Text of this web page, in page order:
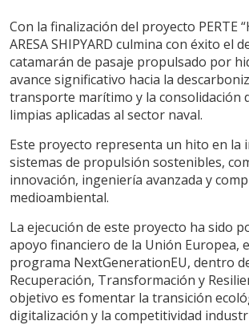
EN ES CA FR PT
Con la finalización del proyecto PERTE
ARESA SHIPYARD culmina con éxito el
catamarán de pasaje propulsado por
avance significativo hacia la
transporte marítimo y la consolidación
limpias aplicadas al sector naval.
Este proyecto representa un hito en la
sistemas de propulsión sostenibles,
innovación, ingeniería avanzada y
medioambiental.
La ejecución de este proyecto ha sido
apoyo financiero de la Unión Europea,
programa NextGenerationEU, dentro
Recuperación, Transformación y
objetivo es fomentar la transición
digitalización y la competitividad
Modificar cookies